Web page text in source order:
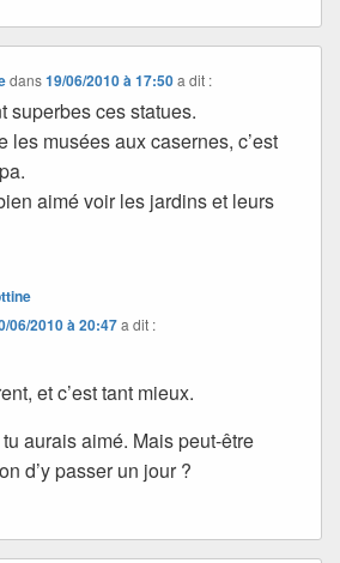
dans19/06/2010 à 17:50 a dit :
superbes ces statues.
les musées aux casernes, c’est
aimé voir les jardins et leurs
06/2010 à 20:47a dit :
et c’est tant mieux.
aurais aimé. Mais peut-être
d’y passer un jour ?